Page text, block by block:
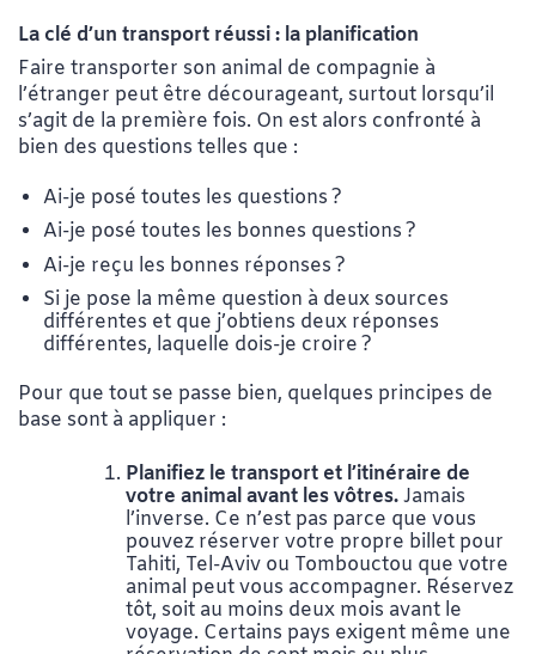
La clé d’un transport réussi : la planification
Faire transporter son animal de compagnie à
l’étranger peut être décourageant, surtout lorsqu’il
s’agit de la première fois. On est alors confronté à
bien des questions telles que :
Ai-je posé toutes les questions ?
Ai-je posé toutes les bonnes questions ?
Ai-je reçu les bonnes réponses ?
Si je pose la même question à deux sources
différentes et que j’obtiens deux réponses
différentes, laquelle dois-je croire ?
Pour que tout se passe bien, quelques principes de
base sont à appliquer :
Planifiez le transport et l’itinéraire de
votre animal avant les vôtres.Jamais
l’inverse. Ce n’est pas parce que vous
pouvez réserver votre propre billet pour
Tahiti, Tel-Aviv ou Tombouctou que votre
animal peut vous accompagner. Réservez
tôt, soit au moins deux mois avant le
voyage. Certains pays exigent même une